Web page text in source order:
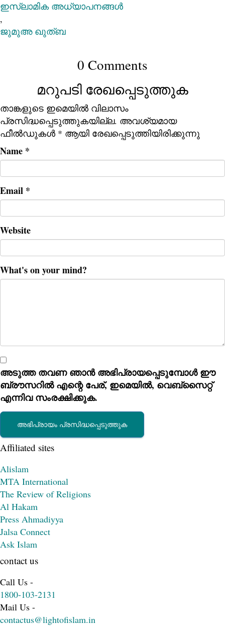
ഇസ്‌ലാമിക അധ്യാപനങ്ങള്‍
,
ജുമുഅ ഖുത്ബ
0 Comments
മറുപടി രേഖപ്പെടുത്തുക
താങ്കളുടെ ഇമെയില്‍ വിലാസം
പ്രസിദ്ധപ്പെടുത്തുകയില്ല. അവശ്യമായ
ഫീല്‍ഡുകള്‍ * ആയി രേഖപ്പെടുത്തിയിരിക്കുന്നു
Name *
Email *
Website
What's on your mind?
അടുത്ത തവണ ഞാൻ അഭിപ്രായപ്പെടുമ്പോൾ ഈ
ബ്രൗസറിൽ എന്റെ പേര്, ഇമെയിൽ, വെബ്സൈറ്റ്
എന്നിവ സംരക്ഷിക്കുക.
Affiliated sites
Alislam
MTA International
The Review of Religions
Al Hakam
Press Ahmadiyya
Jalsa Connect
Ask Islam
contact us
Call Us -
1800-103-2131
Mail Us -
contactus@lightofislam.in